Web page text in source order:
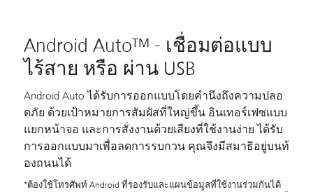
Android Auto™ - เชื่อมต่อแบบ
ไร้สาย หรือ ผ่าน USB
Android Auto ได้รับการออกแบบโดยคำนึงถึงความปลอ
ดภัย ด้วยเป้าหมายการสัมผัสที่ใหญ่ขึ้น อินเทอร์เฟซแบบ
แยกหน้าจอ และการสั่งงานด้วยเสียงที่ใช้งานง่าย ได้รับ
การออกแบบมาเพื่อลดการรบกวน คุณจึงมีสมาธิอยู่บนท้
องถนนได้
*ต้องใช้โทรศัพท์ Android ที่รองรับและแผนข้อมูลที่ใช้งานร่วมกันได้